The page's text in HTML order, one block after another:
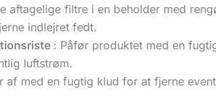
aftagelige filtre i en beholder med
indlejret fedt.
: Påfør produktet med en
luftstrøm.
af med en fugtig klud for at fjerne